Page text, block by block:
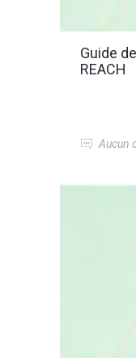
Guide
REACH
Aucun